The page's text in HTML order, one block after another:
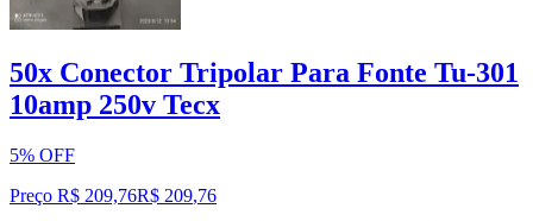
50x Conector Tripolar Para Fonte Tu-301
10amp 250v Tecx
5% OFF
Preço R$ 209,76R$ 209,76